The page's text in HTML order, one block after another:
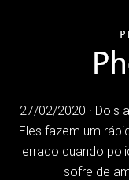
27/02/2020 · Dois
Eles fazem um
errado quando
sofre de